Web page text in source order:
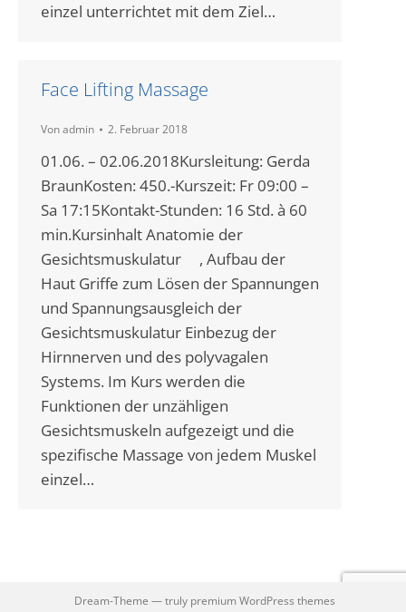
einzel unterrichtet mit dem Ziel…
Face Lifting Massage
Vonadmin 2. Februar 2018
01.06. – 02.06.2018Kursleitung: Gerda
BraunKosten: 450.-Kurszeit: Fr 09:00 –
Sa 17:15Kontakt-Stunden: 16 Std. à 60
min.Kursinhalt Anatomie der
Gesichtsmuskulatur , Aufbau der
Haut Griffe zum Lösen der Spannungen
und Spannungsausgleich der
Gesichtsmuskulatur Einbezug der
Hirnnerven und des polyvagalen
Systems. Im Kurs werden die
Funktionen der unzähligen
Gesichtsmuskeln aufgezeigt und die
spezifische Massage von jedem Muskel
einzel…
Dream-Theme — truly premium WordPress themes